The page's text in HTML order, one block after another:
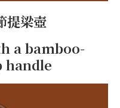
提梁壺
a bamboo-
handle